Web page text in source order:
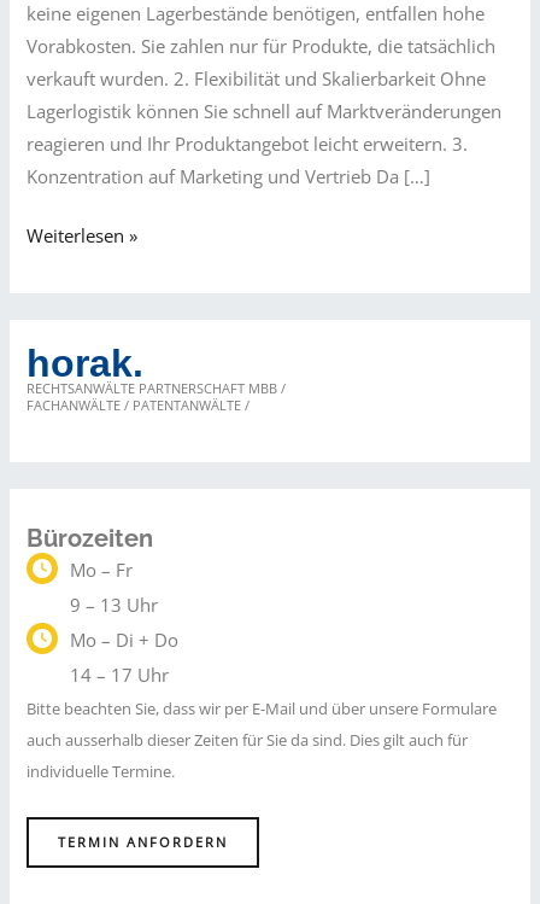
keine eigenen Lagerbestände benötigen, entfallen hohe
Vorabkosten. Sie zahlen nur für Produkte, die tatsächlich
verkauft wurden. 2. Flexibilität und Skalierbarkeit Ohne
Lagerlogistik können Sie schnell auf Marktveränderungen
reagieren und Ihr Produktangebot leicht erweitern. 3.
Konzentration auf Marketing und Vertrieb Da […]
Wie
rechnen?
Weiterlesen »
horak.
RECHTSANWÄLTE PARTNERSCHAFT MBB /
FACHANWÄLTE / PATENTANWÄLTE /
Bürozeiten
Mo – Fr
9 – 13 Uhr
Mo – Di + Do
14 – 17 Uhr
Bitte beachten Sie, dass wir per E-Mail und über unsere Formulare
auch ausserhalb dieser Zeiten für Sie da sind. Dies gilt auch für
individuelle Termine.
TERMIN ANFORDERN